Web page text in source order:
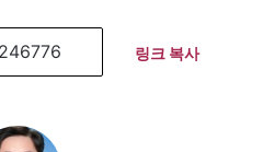
링크 복사